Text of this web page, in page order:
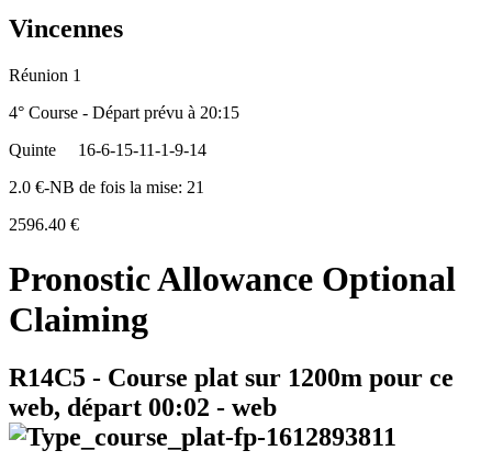
Vincennes
Réunion 1
4° Course - Départ prévu à 20:15
Quinte
16-6-15-11-1-9-14
2.0 €-NB de fois la mise: 21
2596.40 €
Pronostic Allowance Optional
Claiming
R14C5 - Course plat sur 1200m pour ce
web, départ 00:02 - web